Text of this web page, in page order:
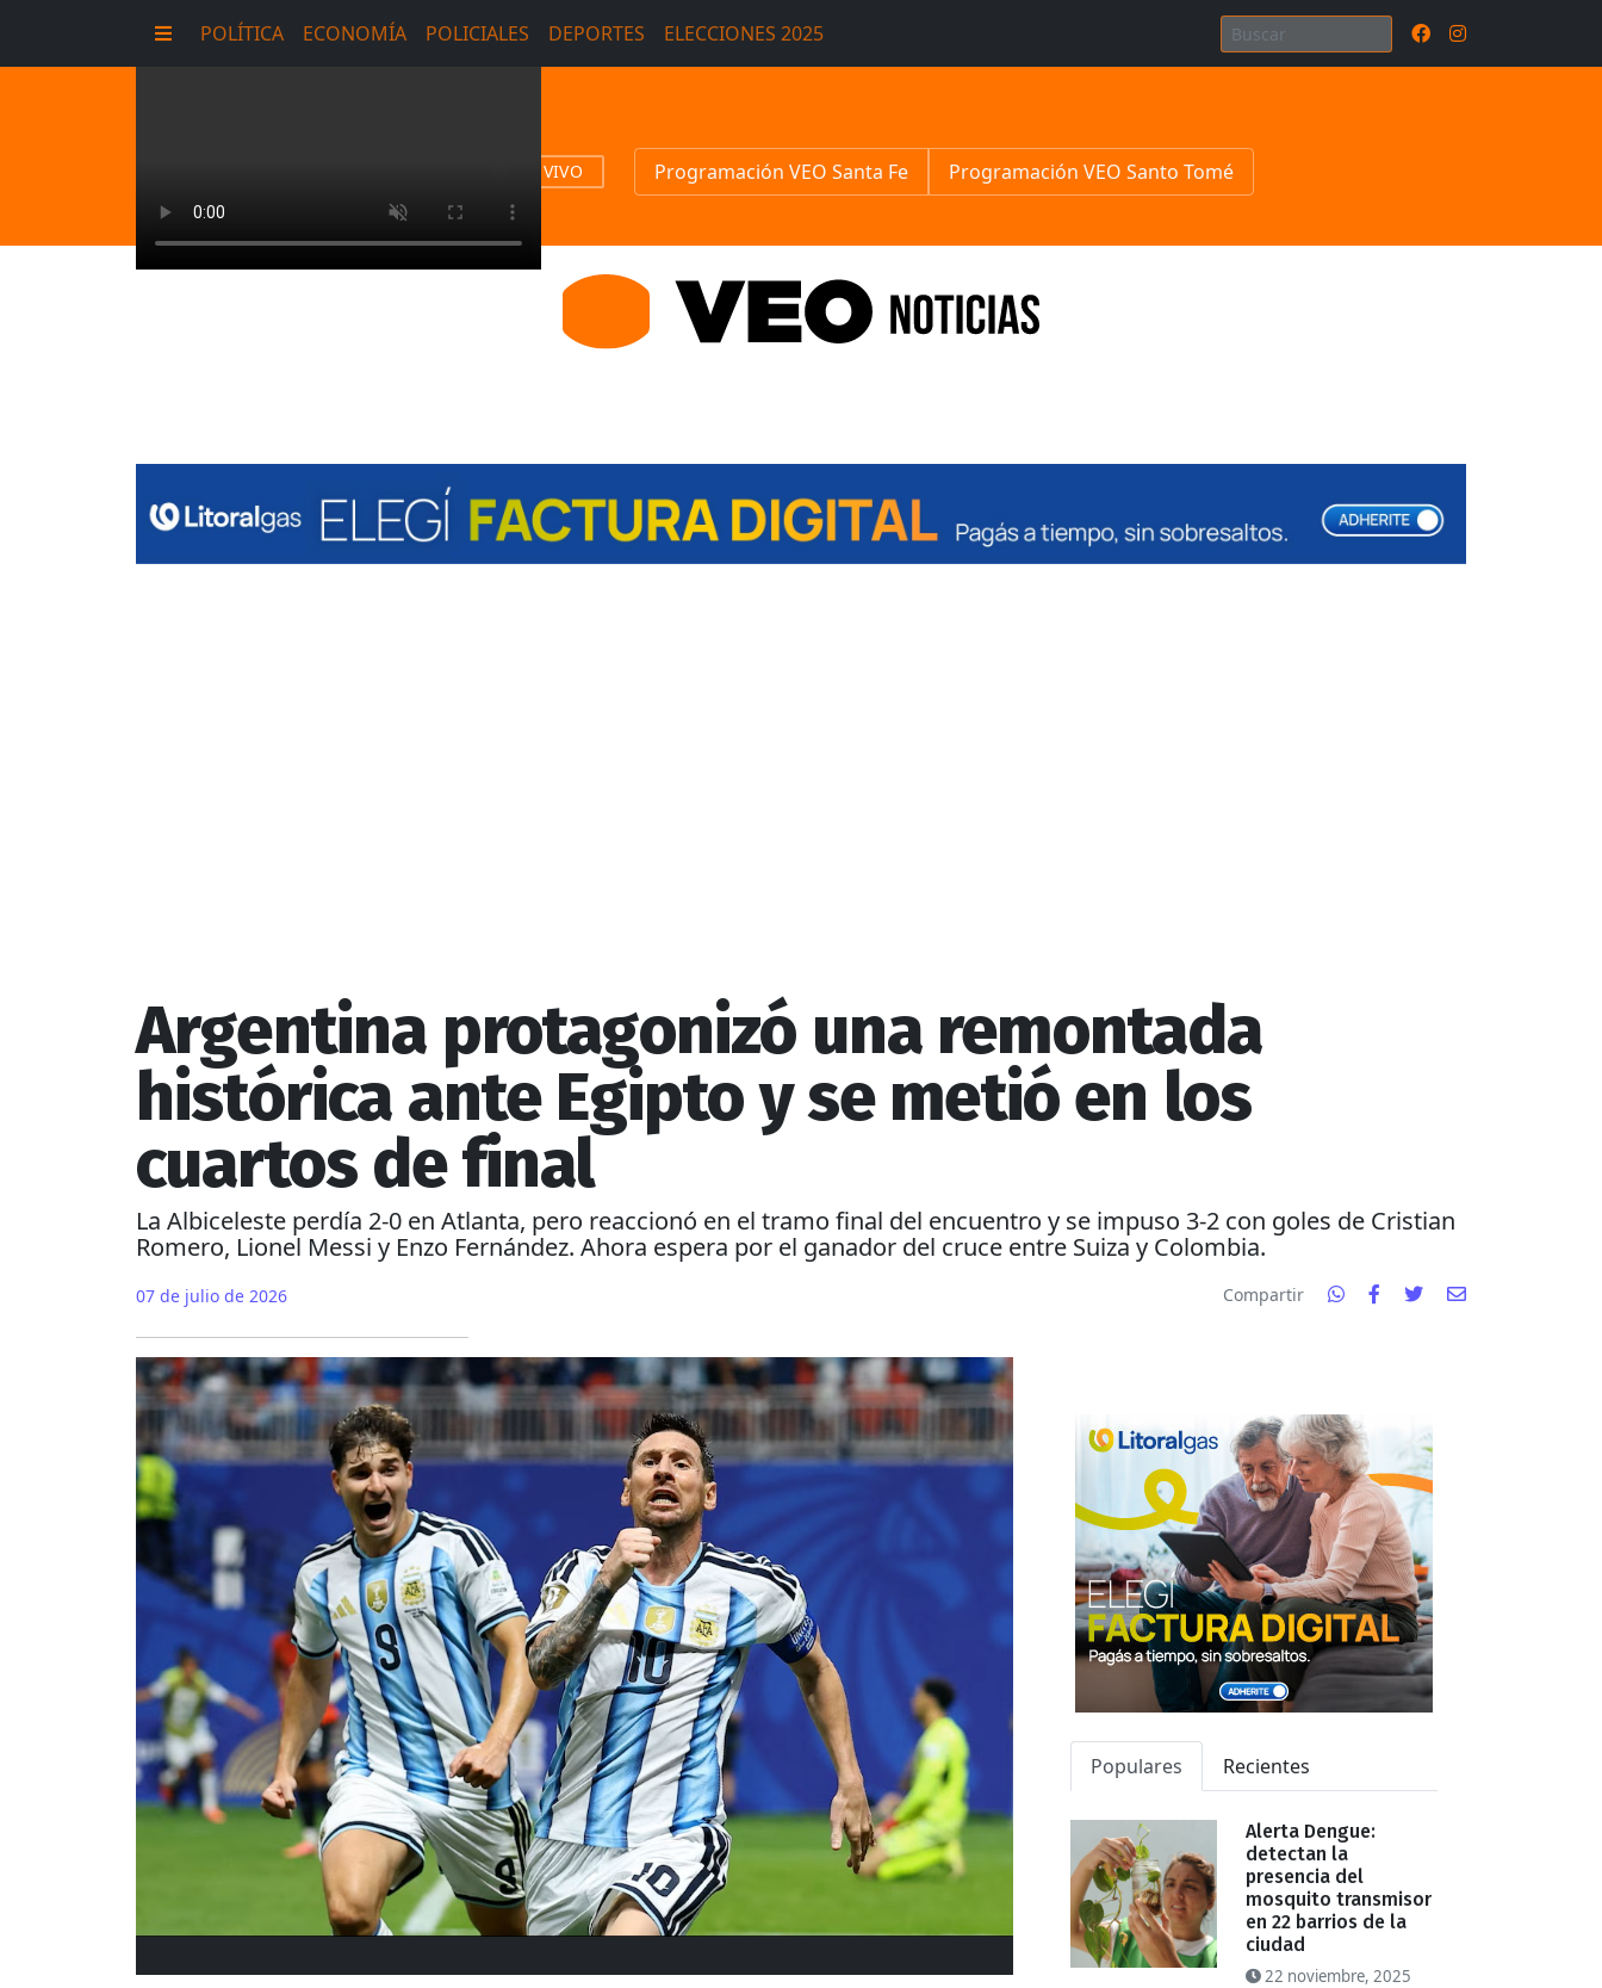
POLÍTICA ECONOMÍA POLICIALES DEPORTES ELECCIONES 2025
EN VIVO Programación VEO Santa Fe Programación VEO Santo Tomé
Argentina protagonizó una remontada
histórica ante Egipto y se metió en los
cuartos de final
La Albiceleste perdía 2-0 en Atlanta, pero reaccionó en el tramo final del encuentro y se impuso 3-2 con goles de Cristian
Romero, Lionel Messi y Enzo Fernández. Ahora espera por el ganador del cruce entre Suiza y Colombia.
07 de julio de 2026 Compartir
Populares Recientes
Alerta Dengue:
detectan la
presencia del
mosquito transmisor
en 22 barrios de la
ciudad
22 noviembre, 2025